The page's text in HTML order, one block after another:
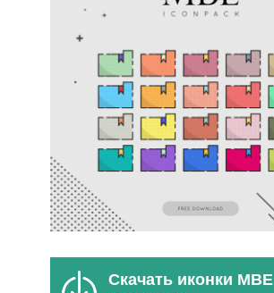
Скачать иконки MBE